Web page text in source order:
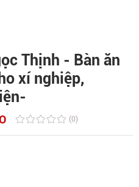
Thịnh - Bàn ăn
xí nghiệp,
(0)